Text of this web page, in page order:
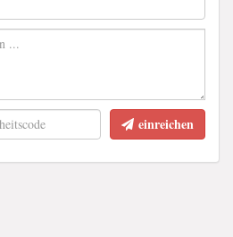
einreichen